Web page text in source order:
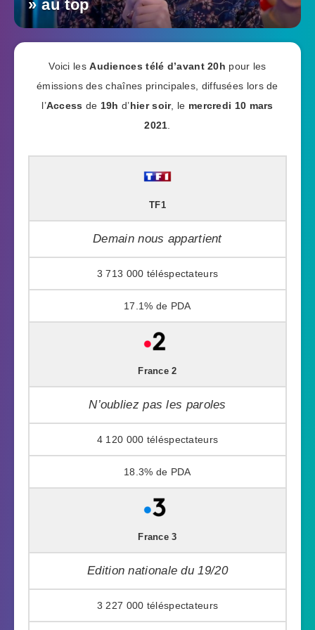
» au top
Voici lesAudiences télé d’avant 20h pour les
émissions des chaînes principales, diffusées lors de
l’Access de 19h d’hier soir, le mercredi 10 mars
2021
TF1
Demain nous appartient
3 713 000
17.1%
France 2
N’oubliez pas les paroles
4 120 000
18.3%
France 3
Edition nationale du 19/20
3 227 000